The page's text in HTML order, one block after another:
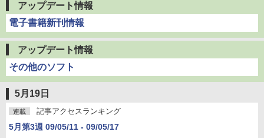
アップデート情報
電子書籍新刊情報
アップデート情報
その他のソフト
5月19日
連載 記事アクセスランキング
5月第3週 09/05/11 - 09/05/17